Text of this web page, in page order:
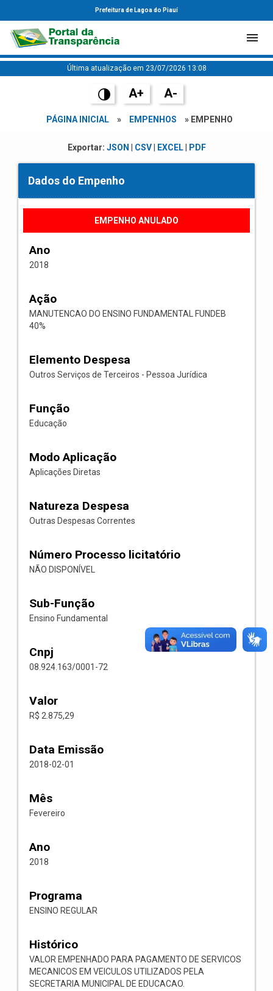
Prefeitura de Lagoa do Piauí
Última atualização em 23/07/2026 13:08
A+ A-
PÁGINA INICIAL » EMPENHOS » EMPENHO
Exportar: JSON CSV| EXCEL| PDF
Dados do Empenho
EMPENHO ANULADO
Ano
2018
Ação
MANUTENCAO DO ENSINO FUNDAMENTAL FUNDEB
40%
Elemento Despesa
Outros Serviços de Terceiros - Pessoa Jurídica
Função
Educação
Modo Aplicação
Aplicações Diretas
Natureza Despesa
Outras Despesas Correntes
Número Processo licitatório
NÃO DISPONÍVEL
Sub-Função
Ensino Fundamental
Cnpj
08.924.163/0001-72
Valor
R$ 2.875,29
Data Emissão
2018-02-01
Mês
Fevereiro
Ano
2018
Programa
ENSINO REGULAR
Histórico
VALOR EMPENHADO PARA PAGAMENTO DE SERVICOS
MECANICOS EM VEICULOS UTILIZADOS PELA
SECRETARIA MUNICIPAL DE EDUCACAO.